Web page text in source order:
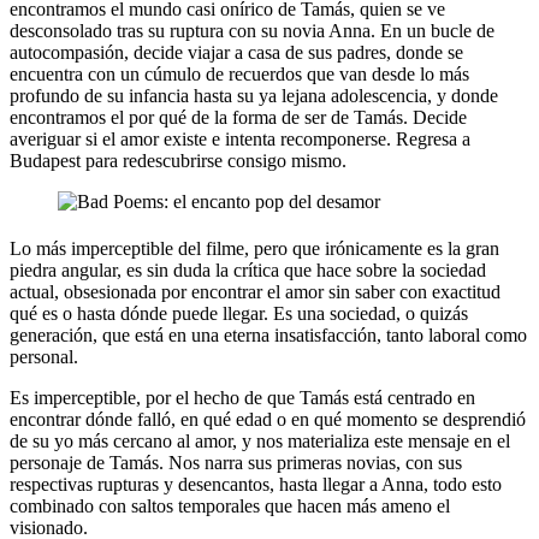
encontramos el mundo casi onírico de Tamás, quien se ve
desconsolado tras su ruptura con su novia Anna. En un bucle de
autocompasión, decide viajar a casa de sus padres, donde se
encuentra con un cúmulo de recuerdos que van desde lo más
profundo de su infancia hasta su ya lejana adolescencia, y donde
encontramos el por qué de la forma de ser de Tamás. Decide
averiguar si el amor existe e intenta recomponerse. Regresa a
Budapest para redescubrirse consigo mismo.
Lo más imperceptible del filme, pero que irónicamente es la gran
piedra angular, es sin duda la crítica que hace sobre la sociedad
actual, obsesionada por encontrar el amor sin saber con exactitud
qué es o hasta dónde puede llegar. Es una sociedad, o quizás
generación, que está en una eterna insatisfacción, tanto laboral como
personal.
Es imperceptible, por el hecho de que Tamás está centrado en
encontrar dónde falló, en qué edad o en qué momento se desprendió
de su yo más cercano al amor, y nos materializa este mensaje en el
personaje de Tamás. Nos narra sus primeras novias, con sus
respectivas rupturas y desencantos, hasta llegar a Anna, todo esto
combinado con saltos temporales que hacen más ameno el
visionado.